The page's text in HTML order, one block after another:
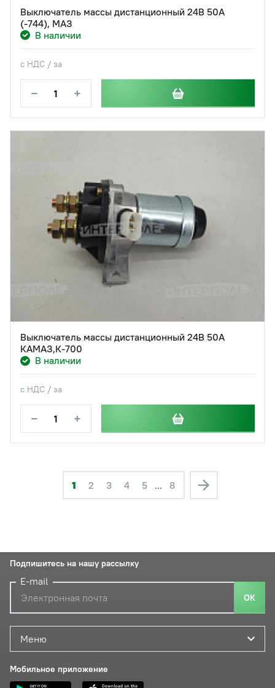
Выключатель массы дистанционный 24В 50А
(-744), МАЗ
В наличии
с НДС / за
− +
Выключатель массы дистанционный 24В 50А
КАМАЗ,К-700
В наличии
с НДС / за
− +
1 2 3 4 5 ... 8
Меню
Мобильное приложение
Подпишитесь на нашу рассылку
E-mail
ОК